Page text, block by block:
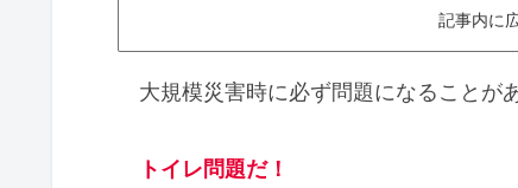
記事内に
大規模災害時に必ず問題になることが
トイレ問題だ！